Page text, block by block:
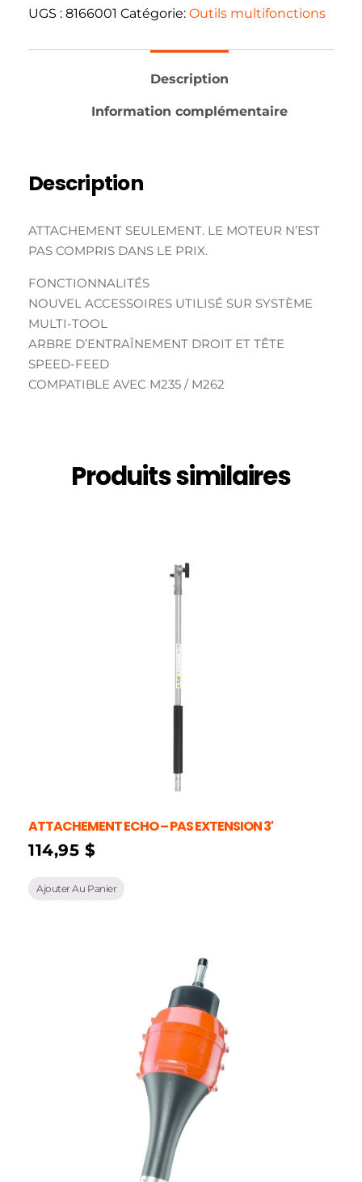
UGS : 8166001 Catégorie: Outils multifonctions
Description
Information complémentaire
Description
ATTACHEMENT SEULEMENT. LE MOTEUR N’EST
PAS COMPRIS DANS LE PRIX.
FONCTIONNALITÉS
NOUVEL ACCESSOIRES UTILISÉ SUR SYSTÈME
MULTI-TOOL
ARBRE D’ENTRAÎNEMENT DROIT ET TÊTE
SPEED-FEED
COMPATIBLE AVEC M235 / M262
Produits similaires
ATTACHEMENT ECHO – PAS EXTENSION 3′
114,95$
Ajouter Au Panier